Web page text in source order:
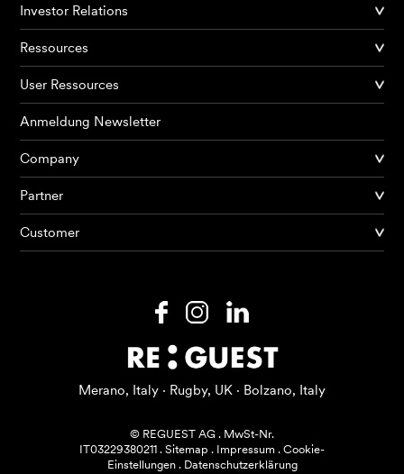
Produkte
KI Agents
Ressourcen
Über mich
Investor Relations
Ressources
User Ressources
Anmeldung Newsletter
Company
Partner
Customer
Merano, Italy · Rugby, UK · Bolzano, Italy
© REGUEST AG . MwSt-Nr.
IT03229380211 . Sitemap . Impressum . Cookie-
Einstellungen. Datenschutzerklärung